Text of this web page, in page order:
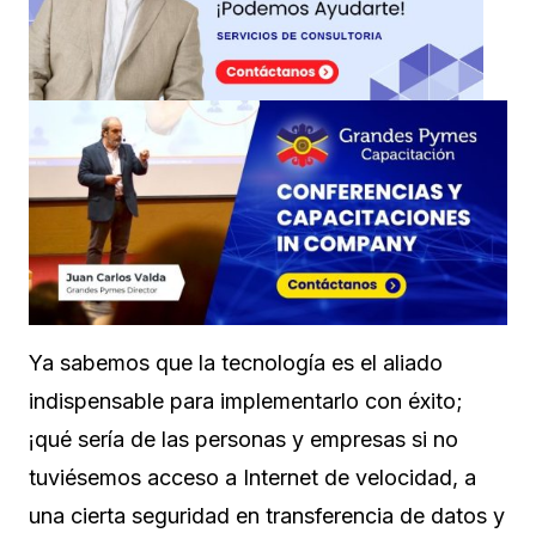
Ya sabemos que la tecnología es el aliado
indispensable para implementarlo con éxito;
¡qué sería de las personas y empresas si no
tuviésemos acceso a Internet de velocidad, a
una cierta seguridad en transferencia de datos y